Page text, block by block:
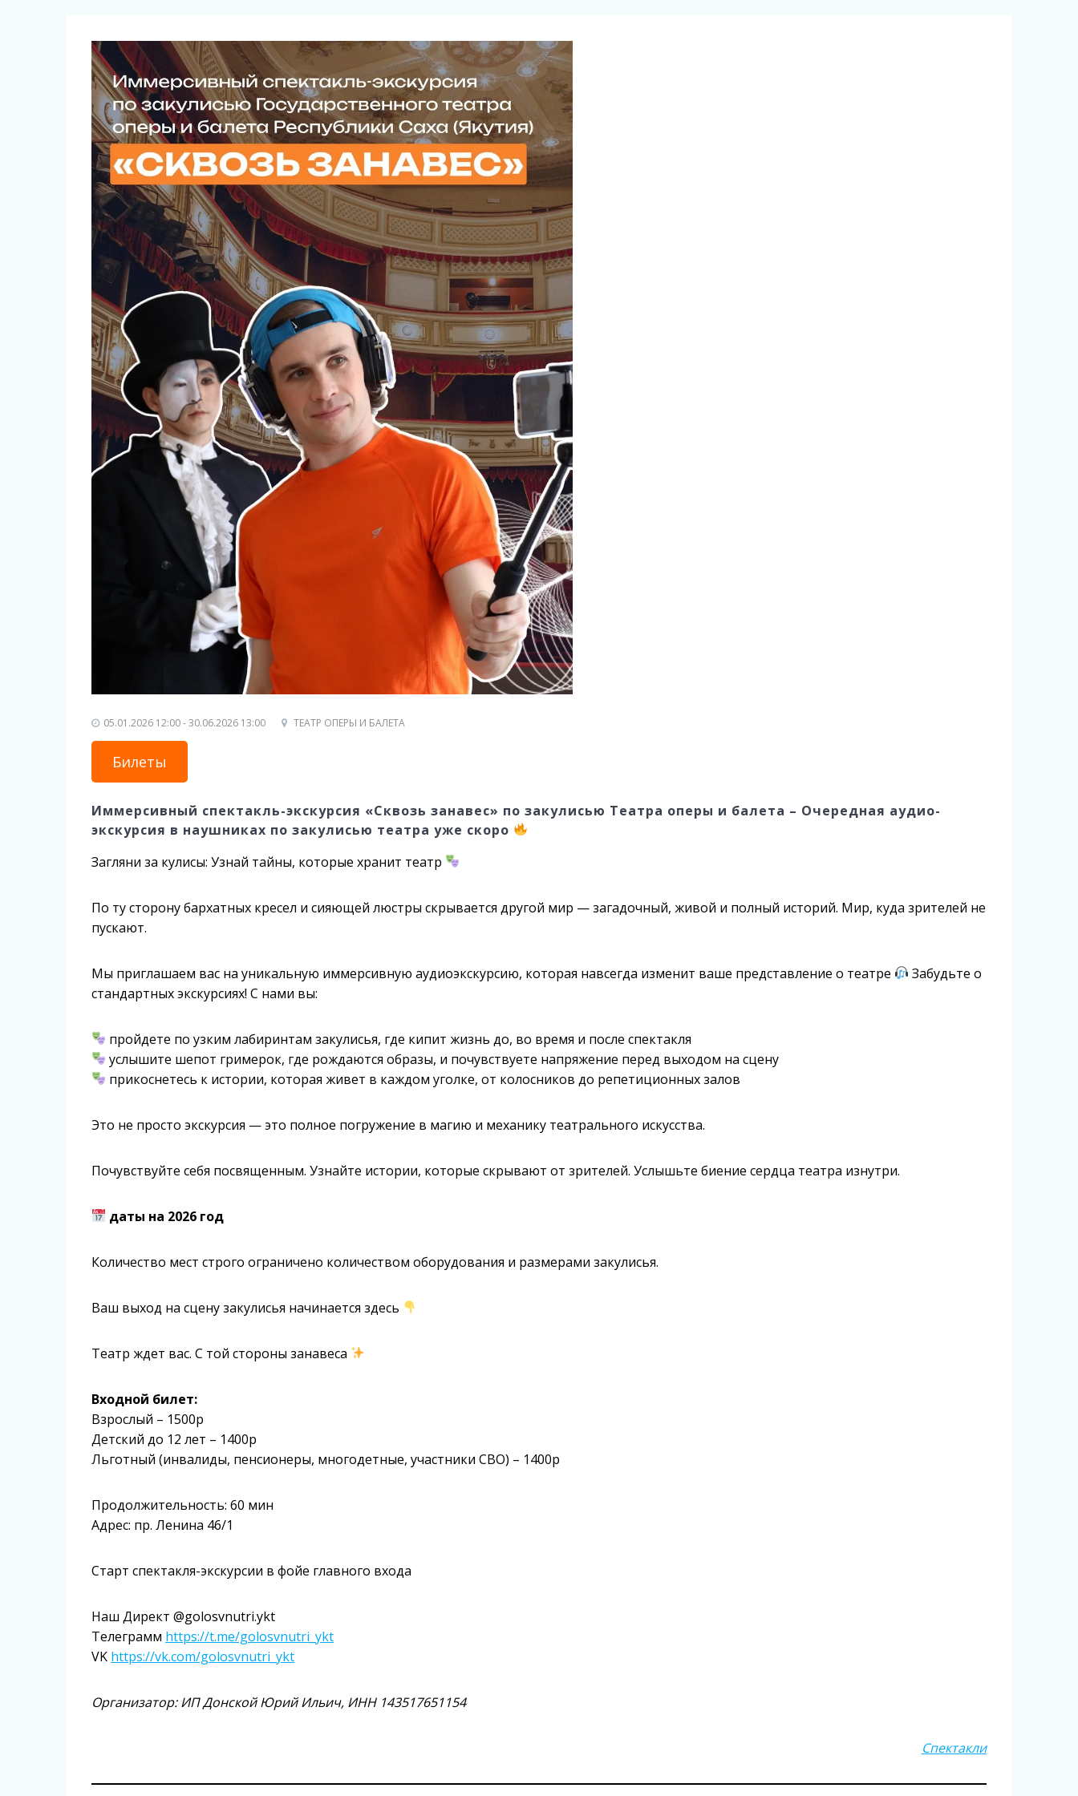
05.01.2026 12:00 - 30.06.2026 13:00 ТЕАТР ОПЕРЫ И БАЛЕТА
Билеты
Иммерсивный спектакль-экскурсия «Сквозь занавес» по закулисью Театра оперы и балета – Очередная аудио-
экскурсия в наушниках по закулисью театра уже скоро
Загляни за кулисы: Узнай тайны, которые хранит театр
По ту сторону бархатных кресел и сияющей люстры скрывается другой мир — загадочный, живой и полный историй. Мир, куда зрителей не
пускают.
Мы приглашаем вас на уникальную иммерсивную аудиоэкскурсию, которая навсегда изменит ваше представление о театре
Забудьте о
стандартных экскурсиях! С нами вы:
пройдете по узким лабиринтам закулисья, где кипит жизнь до, во время и после спектакля
услышите шепот гримерок, где рождаются образы, и почувствуете напряжение перед выходом на сцену
прикоснетесь к истории, которая живет в каждом уголке, от колосников до репетиционных залов
Это не просто экскурсия — это полное погружение в магию и механику театрального искусства.
Почувствуйте себя посвященным. Узнайте истории, которые скрывают от зрителей. Услышьте биение сердца театра изнутри.
даты на 2026 год
Количество мест строго ограничено количеством оборудования и размерами закулисья.
Ваш выход на сцену закулисья начинается здесь
Театр ждет вас. С той стороны занавеса
Входной билет:
Взрослый – 1500р
Детский до 12 лет – 1400р
Льготный (инвалиды, пенсионеры, многодетные, участники СВО) – 1400р
Продолжительность: 60 мин
Адрес: пр. Ленина 46/1
Старт спектакля-экскурсии в фойе главного входа
Наш Директ @golosvnutri.ykt
Телеграмм https://t.me/golosvnutri_ykt
VK https://vk.com/golosvnutri_ykt
Организатор: ИП Донской Юрий Ильич, ИНН 143517651154
Спектакли